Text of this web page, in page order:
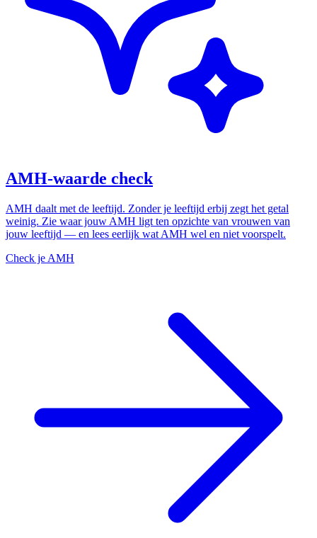
AMH-waarde check
AMH daalt met de leeftijd. Zonder je leeftijd erbij zegt het getal
weinig. Zie waar jouw AMH ligt ten opzichte van vrouwen van
jouw leeftijd — en lees eerlijk wat AMH wel en niet voorspelt.
Check je AMH